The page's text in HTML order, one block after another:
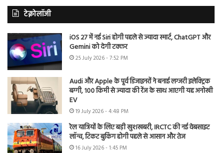
टेक्नोलॉजी
iOS 27 में नई Siri होगी पहले से ज्यादा स्मार्ट, ChatGPT और
Gemini को देगी टक्कर
25 July 2026 - 7:52 PM
Audi और Apple के पूर्व डिजाइनरों ने बनाई लग्जरी इलेक्ट्रिक
बग्गी, 100 किमी से ज्यादा की रेंज के साथ आएगी यह अनोखी
EV
19 July 2026 - 4:48 PM
रेल यात्रियों के लिए बड़ी खुशखबरी, IRCTC की नई वेबसाइट
लॉन्च, टिकट बुकिंग होगी पहले से आसान और तेज
16 July 2026 - 1:45 PM